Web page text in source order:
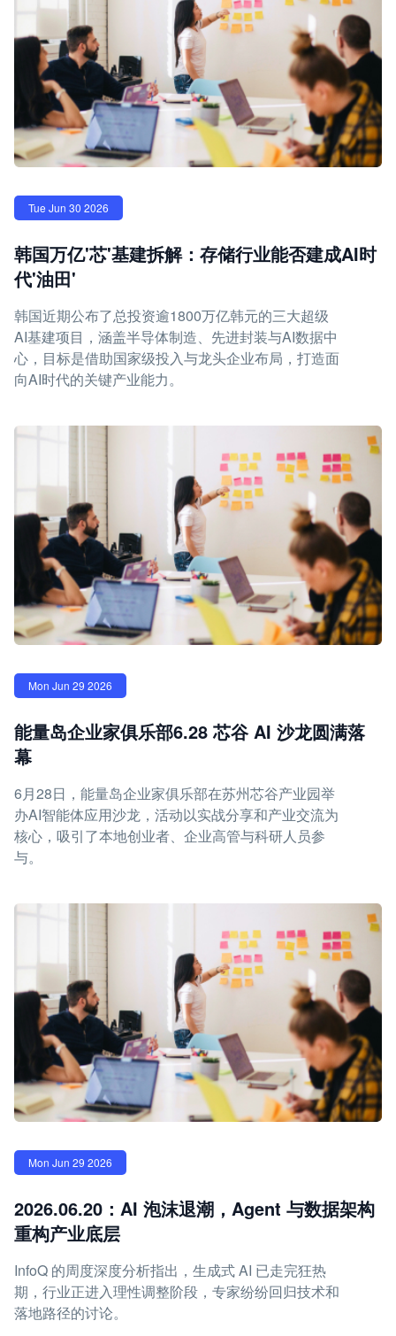
Tue Jun 30 2026
韩国万亿'芯'基建拆解：存储行业能否建成AI时
代'油田'
韩国近期公布了总投资逾1800万亿韩元的三大超级
AI基建项目，涵盖半导体制造、先进封装与AI数据中
心，目标是借助国家级投入与龙头企业布局，打造面
向AI时代的关键产业能力。
Mon Jun 29 2026
能量岛企业家俱乐部6.28 芯谷 AI 沙龙圆满落
幕
6月28日，能量岛企业家俱乐部在苏州芯谷产业园举
办AI智能体应用沙龙，活动以实战分享和产业交流为
核心，吸引了本地创业者、企业高管与科研人员参
与。
Mon Jun 29 2026
2026.06.20：AI 泡沫退潮，Agent 与数据架构
重构产业底层
InfoQ 的周度深度分析指出，生成式 AI 已走完狂热
期，行业正进入理性调整阶段，专家纷纷回归技术和
落地路径的讨论。